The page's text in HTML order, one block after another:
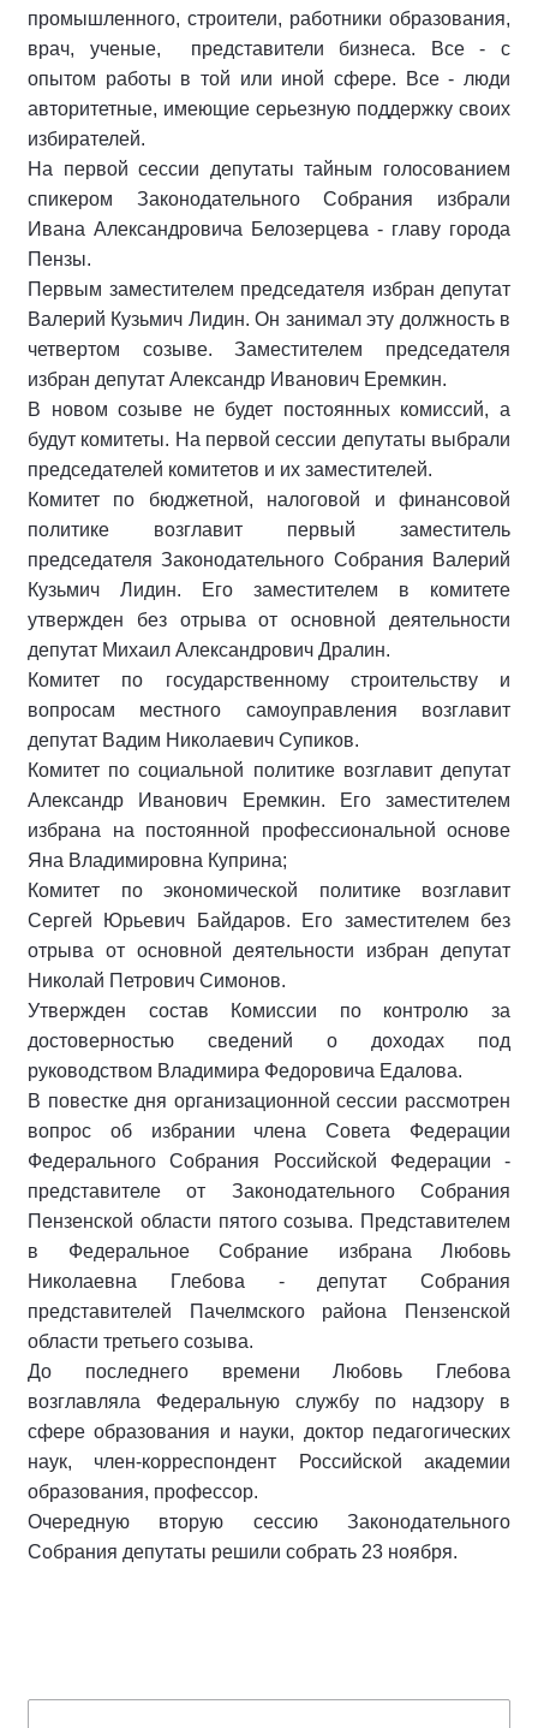
промышленного, строители, работники образования,
врач, ученые, представители бизнеса. Все - с
опытом работы в той или иной сфере. Все - люди
авторитетные, имеющие серьезную поддержку своих
избирателей.
На первой сессии депутаты тайным голосованием
спикером Законодательного Собрания избрали
Ивана Александровича Белозерцева - главу города
Пензы.
Первым заместителем председателя избран депутат
Валерий Кузьмич Лидин. Он занимал эту должность в
четвертом созыве. Заместителем председателя
избран депутат Александр Иванович Еремкин.
В новом созыве не будет постоянных комиссий, а
будут комитеты. На первой сессии депутаты выбрали
председателей комитетов и их заместителей.
Комитет по бюджетной, налоговой и финансовой
политике возглавит первый заместитель
председателя Законодательного Собрания Валерий
Кузьмич Лидин. Его заместителем в комитете
утвержден без отрыва от основной деятельности
депутат Михаил Александрович Дралин.
Комитет по государственному строительству и
вопросам местного самоуправления возглавит
депутат Вадим Николаевич Супиков.
Комитет по социальной политике возглавит депутат
Александр Иванович Еремкин. Его заместителем
избрана на постоянной профессиональной основе
Яна Владимировна Куприна;
Комитет по экономической политике возглавит
Сергей Юрьевич Байдаров. Его заместителем без
отрыва от основной деятельности избран депутат
Николай Петрович Симонов.
Утвержден состав Комиссии по контролю за
достоверностью сведений о доходах под
руководством Владимира Федоровича Едалова.
В повестке дня организационной сессии рассмотрен
вопрос об избрании члена Совета Федерации
Федерального Собрания Российской Федерации -
представителе от Законодательного Собрания
Пензенской области пятого созыва. Представителем
в Федеральное Собрание избрана Любовь
Николаевна Глебова - депутат Собрания
представителей Пачелмского района Пензенской
области третьего созыва.
До последнего времени Любовь Глебова
возглавляла Федеральную службу по надзору в
сфере образования и науки, доктор педагогических
наук, член-корреспондент Российской академии
образования, профессор.
Очередную вторую сессию Законодательного
Собрания депутаты решили собрать 23 ноября.